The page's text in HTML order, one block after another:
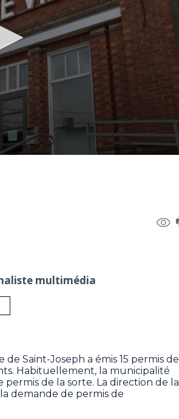
multimédia
Saint-Joseph a émis 15 permis de
Habituellement, la municipalité
de la sorte. La direction de la
demande de permis de